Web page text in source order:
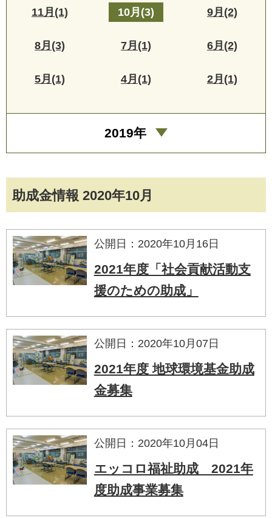
助成金情報 2020年10月
公開日：2020年10月16日
2021年度「社会貢献活動支
援のための助成」
公開日：2020年10月07日
2021年度 地球環境基金助成
金募集
公開日：2020年10月04日
エッコロ福祉助成 2021年
度助成事業募集
11月(1) 10月(3) 9月(2)
8月(3) 7月(1) 6月(2)
5月(1) 4月(1) 2月(1)
2019年